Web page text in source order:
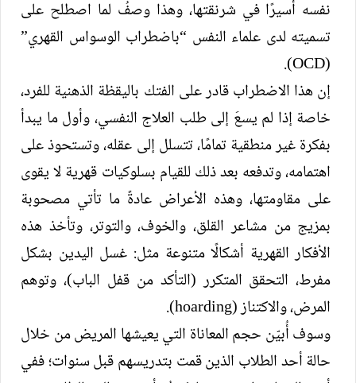
نفسه أسيرًا في شرنقتها، وهذا وصفُ لما اصطلح على
تسميته لدى علماء النفس “باضطراب الوسواس القهري”
(OCD).
إن هذا الاضطراب قادر على الفتك باليقظة الذهنية للفرد،
خاصة إذا لم يسعَ إلى طلب العلاج النفسي، وأول ما يبدأ
بفكرة غير منطقية تمامًا، تتسلل إلى عقله، وتستحوذ على
اهتمامه، وتدفعه بعد ذلك للقيام بسلوكيات قهرية لا يقوى
على مقاومتها، وهذه الأعراض عادةً ما تأتي مصحوبة
بمزيج من مشاعر القلق، والخوف، والتوتر، وتأخذ هذه
الأفكار القهرية أشكالًا متنوعة مثل: غسل اليدين بشكل
مفرط، التحقق المتكرر (التأكد من قفل الباب)، وتوهم
المرض، والاكتناز (hoarding).
وسوف أُبيّن حجم المعاناة التي يعيشها المريض من خلال
حالة أحد الطلاب الذين قمت بتدريسهم قبل سنوات؛ ففي